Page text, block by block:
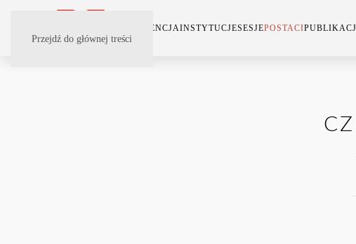
Przejdź do głównej treści
KONFERENCJAINSTYTUCJESESJEPOSTACI